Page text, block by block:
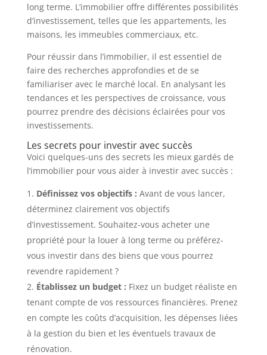
long terme. L’immobilier offre différentes possibilités
d’investissement, telles que les appartements, les
maisons, les immeubles commerciaux, etc.
Pour réussir dans l’immobilier, il est essentiel de
faire des recherches approfondies et de se
familiariser avec le marché local. En analysant les
tendances et les perspectives de croissance, vous
pourrez prendre des décisions éclairées pour vos
investissements.
Les secrets pour investir avec succès
Voici quelques-uns des secrets les mieux gardés de
l’immobilier pour vous aider à investir avec succès :
Définissez vos objectifs : Avant de vous lancer,
déterminez clairement vos objectifs
d’investissement. Souhaitez-vous acheter une
propriété pour la louer à long terme ou préférez-
vous investir dans des biens que vous pourrez
revendre rapidement ?
Établissez un budget : Fixez un budget réaliste en
tenant compte de vos ressources financières. Prenez
en compte les coûts d’acquisition, les dépenses liées
à la gestion du bien et les éventuels travaux de
rénovation.